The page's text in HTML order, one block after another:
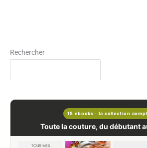
Rechercher
15 ebooks · la collection
Toute la couture, du débutant